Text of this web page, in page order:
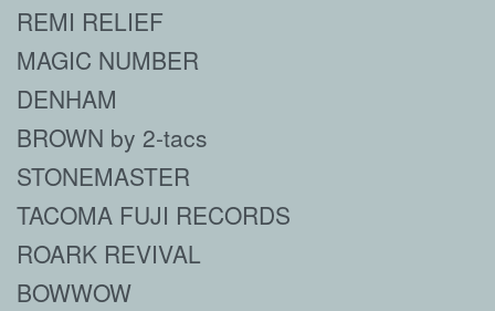
REMI RELIEF
MAGIC NUMBER
DENHAM
BROWN by 2-tacs
STONEMASTER
TACOMA FUJI RECORDS
ROARK REVIVAL
BOWWOW